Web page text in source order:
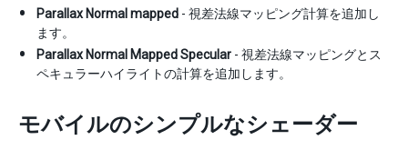
Parallax Normal mapped - 視差法線マッピング計算を追加し
ます。
Parallax Normal Mapped Specular - 視差法線マッピングとス
ペキュラーハイライトの計算を追加します。
モバイルのシンプルなシェーダー